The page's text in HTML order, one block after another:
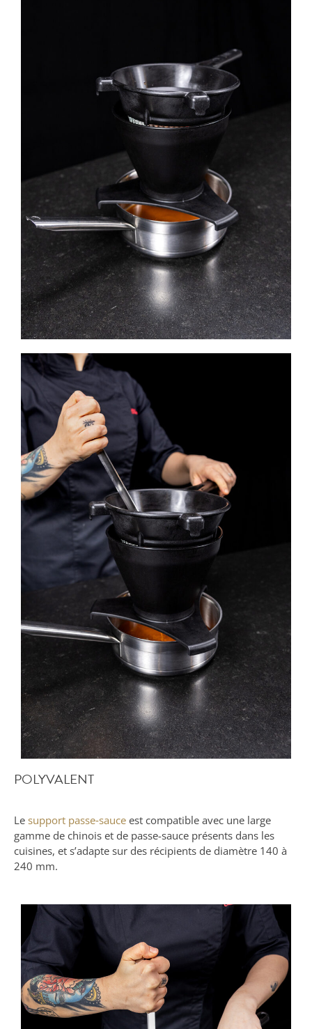
POLYVALENT
Le support passe‑sauce est compatible avec une large
gamme de chinois et de passe-sauce présents dans les
cuisines, et s’adapte sur des récipients de diamètre 140 à
240 mm.